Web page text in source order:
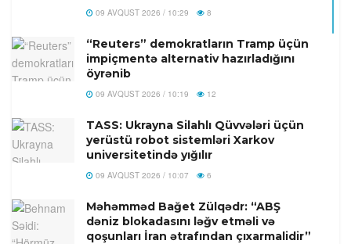
09 AVQUST 2026 / 10:29 8
“Reuters” demokratların Tramp üçün
impiçmentə alternativ hazırladığını
öyrənib
09 AVQUST 2026 / 10:19 12
TASS: Ukrayna Silahlı Qüvvələri üçün
yerüstü robot sistemləri Xarkov
universitetində yığılır
09 AVQUST 2026 / 10:07 6
Məhəmməd Bağet Zülqədr: “ABŞ
dəniz blokadasını ləğv etməli və
qoşunları İran ətrafından çıxarmalidir”